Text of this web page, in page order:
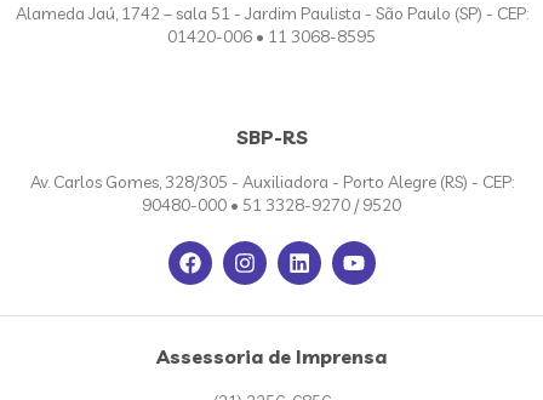
Alameda Jaú, 1742 – sala 51 - Jardim Paulista - São Paulo (SP) - CEP:
01420-006 • 11 3068-8595
SBP-RS
Av. Carlos Gomes, 328/305 - Auxiliadora - Porto Alegre (RS) - CEP:
90480-000 • 51 3328-9270 / 9520
Assessoria de Imprensa